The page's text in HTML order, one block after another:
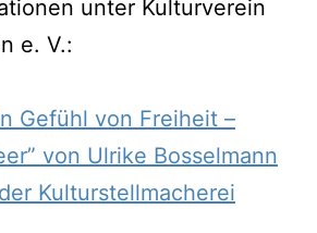
unter Kulturverein
e. V.:
Gefühl von Freiheit –
von Ulrike Bosselmann
Kulturstellmacherei